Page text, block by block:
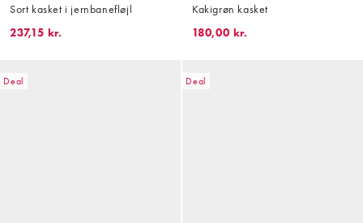
Sort kasket i jernbanefløjl
237,15 kr.
Kakigrøn kasket
180,00 kr.
Deal Deal